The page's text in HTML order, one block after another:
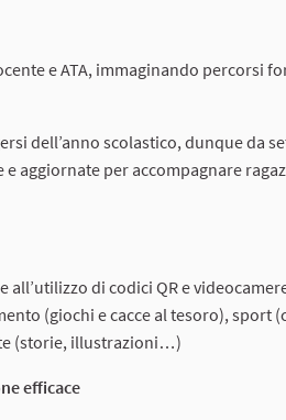
e ATA, immaginando percorsi
dell’anno scolastico, dunque da
aggiornate per accompagnare
di codici QR e
(giochi e cacce al tesoro), sport
(storie, illustrazioni…)
efficace